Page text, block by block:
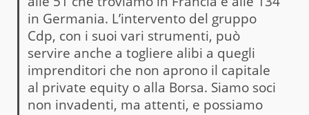
in Germania. L’intervento del gruppo
Cdp, con i suoi vari strumenti, può
servire anche a togliere alibi a quegli
imprenditori che non aprono il capitale
al private equity o alla Borsa. Siamo soci
non invadenti, ma attenti, e possiamo